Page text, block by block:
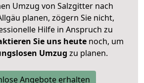
Umzug von Salzgitter nach
planen, zögern Sie nicht,
Hilfe in Anspruch zu
Sie uns heutenoch, um
Umzug zu planen.
Angebote erhalten